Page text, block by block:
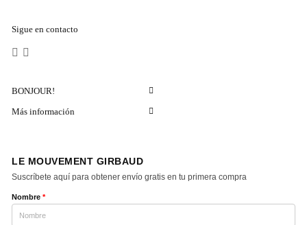
Sigue en contacto
BONJOUR!
Más información
LE MOUVEMENT GIRBAUD
Suscríbete aquí para obtener envío gratis en tu primera compra
Nombre *